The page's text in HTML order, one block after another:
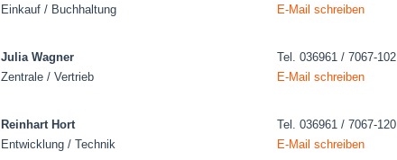
Einkauf / Buchhaltung
E-Mail schreiben
Julia Wagner
Zentrale / Vertrieb
Tel. 036961 / 7067-102
E-Mail schreiben
Reinhart Hort
Entwicklung / Technik
Tel. 036961 / 7067-120
E-Mail schreiben